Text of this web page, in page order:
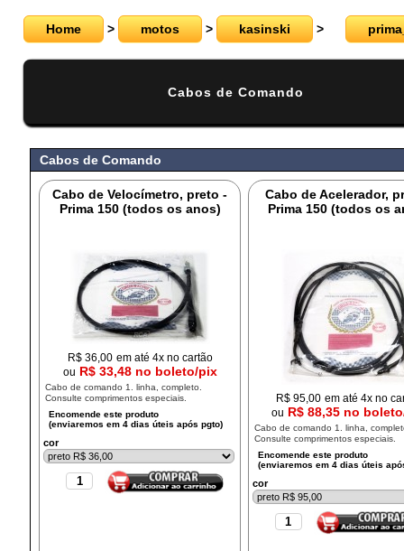
Home > motos > kasinski >
Cabos de Comando
Cabos de Comando
Cabo de Velocímetro, preto -
Prima 150 (todos os anos)
R$ 36,00 em até 4x no cartão
ou R$ 33,48 no boleto/pix
Cabo de comando 1. linha, completo.
Consulte comprimentos especiais.
cor
Cabo de Acelerador,
Prima 150 (todos os
R$95,00 em até 4x no
ou R$ 88,35 no
Cabo de comando 1. linha,
Consulte comprimentos especiais.
cor